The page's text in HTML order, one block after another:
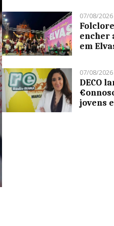
07/08/2026
encher
em
07/08/2026
DECO
jovens